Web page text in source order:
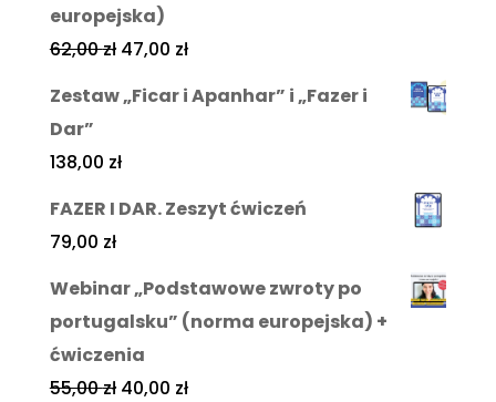
europejska)
62,00zł 47,00 zł
Zestaw „Ficar i Apanhar” i „Fazer i
Dar”
138,00 zł
FAZER I DAR. Zeszyt ćwiczeń
79,00 zł
Webinar „Podstawowe zwroty po
portugalsku” (norma europejska) +
ćwiczenia
55,00zł 40,00 zł